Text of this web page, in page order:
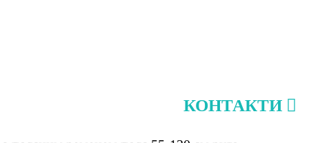
КОНТАКТИ